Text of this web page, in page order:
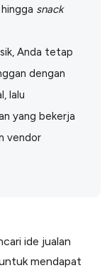
snack
Anda tetap
dengan
lalu
yang bekerja
vendor
ide jualan
mendapat